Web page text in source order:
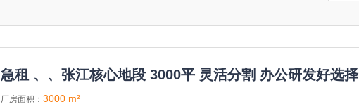
急租 、、张江核心地段 3000平 灵活分割 办公研发好选择
厂房面积： 3000 m²